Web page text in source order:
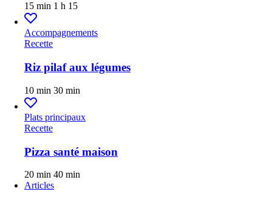
15 min 1 h 15
Accompagnements
Recette
Riz pilaf aux légumes
10 min 30 min
Plats principaux
Recette
Pizza santé maison
20 min 40 min
Articles